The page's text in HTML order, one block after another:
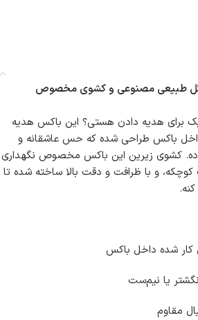
گل طبیعی مصنوعی و کشوی مخصوص
برای هدیه دادن هستی؟ این باکس هدیه
داخل باکس طراحی شده که حس عاشقانه و
کشوی زیرین این باکس مخصوص نگهداری
کوچکه، و با ظرافت و دقت بالا ساخته شده تا
شده داخل باکس
یا نیم‌ست
مقاوم